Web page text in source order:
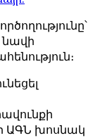
ԱԳՆ խոսնակ